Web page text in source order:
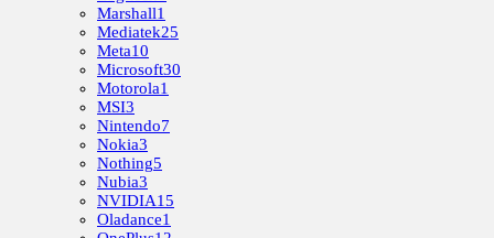
Marshall1
Mediatek25
Meta10
Microsoft30
Motorola1
MSI3
Nintendo7
Nokia3
Nothing5
Nubia3
NVIDIA15
Oladance1